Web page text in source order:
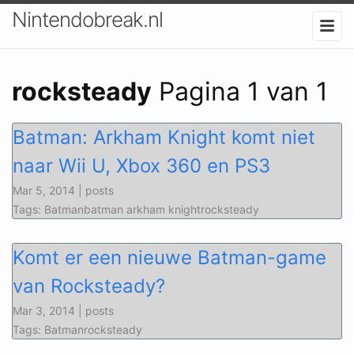
Nintendobreak.nl
rocksteady Pagina 1 van 1
Batman: Arkham Knight komt niet
naar Wii U, Xbox 360 en PS3
Mar 5, 2014 | posts
Tags: Batmanbatman arkham knightrocksteady
Komt er een nieuwe Batman-game
van Rocksteady?
Mar 3, 2014 | posts
Tags: Batmanrocksteady